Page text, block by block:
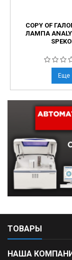
COPY OF
ЛАМПА
Еще
ТОВАРЫ
НАША